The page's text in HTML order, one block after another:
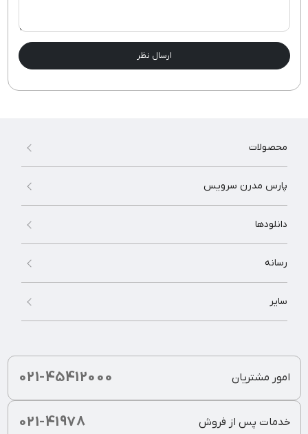
ارسال نظر
محصولات
پارس مدرن سرویس
دانلودها
رسانه
سایر
021-45412000 امور مشتریان
021-41978 خدمات پس از فروش